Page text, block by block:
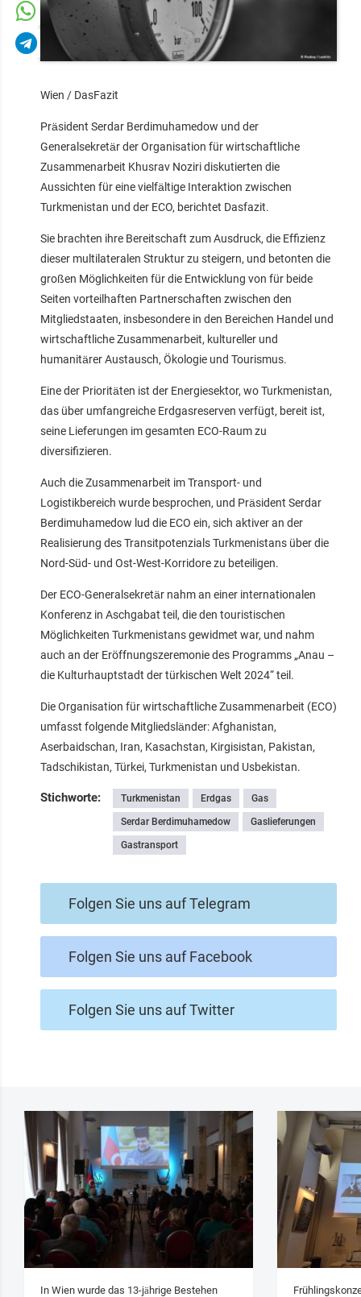
Wien / DasFazit
Präsident Serdar Berdimuhamedow und der
Generalsekretär der Organisation für wirtschaftliche
Zusammenarbeit Khusrav Noziri diskutierten die
Aussichten für eine vielfältige Interaktion zwischen
Turkmenistan und der ECO, berichtet Dasfazit.
Sie brachten ihre Bereitschaft zum Ausdruck, die Effizienz
dieser multilateralen Struktur zu steigern, und betonten die
großen Möglichkeiten für die Entwicklung von für beide
Seiten vorteilhaften Partnerschaften zwischen den
Mitgliedstaaten, insbesondere in den Bereichen Handel und
wirtschaftliche Zusammenarbeit, kultureller und
humanitärer Austausch, Ökologie und Tourismus.
Eine der Prioritäten ist der Energiesektor, wo Turkmenistan,
das über umfangreiche Erdgasreserven verfügt, bereit ist,
seine Lieferungen im gesamten ECO-Raum zu
diversifizieren.
Auch die Zusammenarbeit im Transport- und
Logistikbereich wurde besprochen, und Präsident Serdar
Berdimuhamedow lud die ECO ein, sich aktiver an der
Realisierung des Transitpotenzials Turkmenistans über die
Nord-Süd- und Ost-West-Korridore zu beteiligen.
Der ECO-Generalsekretär nahm an einer internationalen
Konferenz in Aschgabat teil, die den touristischen
Möglichkeiten Turkmenistans gewidmet war, und nahm
auch an der Eröffnungszeremonie des Programms „Anau –
die Kulturhauptstadt der türkischen Welt 2024“ teil.
Die Organisation für wirtschaftliche Zusammenarbeit (ECO)
umfasst folgende Mitgliedsländer: Afghanistan,
Aserbaidschan, Iran, Kasachstan, Kirgisistan, Pakistan,
Tadschikistan, Türkei, Turkmenistan und Usbekistan.
Stichworte: Turkmenistan Erdgas Gas
Serdar Berdimuhamedow Gaslieferungen
Gastransport
Folgen Sie uns auf Telegram
Folgen Sie uns auf Facebook
Folgen Sie uns auf Twitter
In Wien wurde das 13‑jährige Bestehen